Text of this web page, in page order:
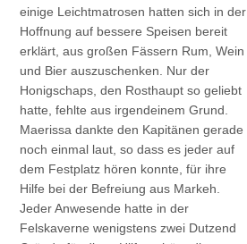
einige Leichtmatrosen hatten sich in der
Hoffnung auf bessere Speisen bereit
erklärt, aus großen Fässern Rum, Wein
und Bier auszuschenken. Nur der
Honigschaps, den Rosthaupt so geliebt
hatte, fehlte aus irgendeinem Grund.
Maerissa dankte den Kapitänen gerade
noch einmal laut, so dass es jeder auf
dem Festplatz hören konnte, für ihre
Hilfe bei der Befreiung aus Markeh.
Jeder Anwesende hatte in der
Felskaverne wenigstens zwei Dutzend